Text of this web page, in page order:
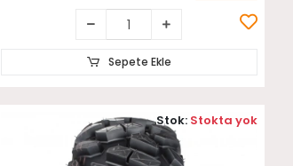
Sepete Ekle
Stok: Stokta yok